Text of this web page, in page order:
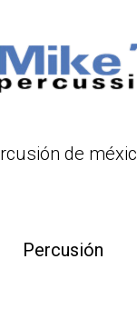
de
Percusión